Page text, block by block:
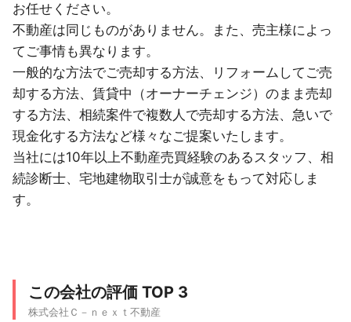
お任せください。
不動産は同じものがありません。また、売主様によっ
てご事情も異なります。
一般的な方法でご売却する方法、リフォームしてご売
却する方法、賃貸中（オーナーチェンジ）のまま売却
する方法、相続案件で複数人で売却する方法、急いで
現金化する方法など様々なご提案いたします。
当社には10年以上不動産売買経験のあるスタッフ、相
続診断士、宅地建物取引士が誠意をもって対応しま
す。
この会社の評価 TOP 3
株式会社Ｃ－ｎｅｘｔ不動産